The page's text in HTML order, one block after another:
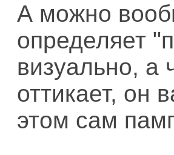
А можно
определяет
визуально, а
оттикает, он
этом сам